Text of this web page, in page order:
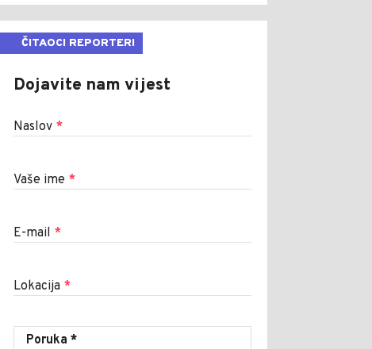
ČITAOCI REPORTERI
Dojavite nam vijest
Naslov *
Vaše ime *
E-mail *
Lokacija *